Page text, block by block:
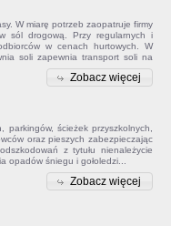
W miarę potrzeb zaopatruje firmy
sól drogową. Przy regularnych i
w cenach hurtowych. W
solizapewnia transport soli na
Zobacz więcej
parkingów, ścieżek przyszkolnych,
oraz pieszych zabezpieczając
z tytułu nienależycie
opadów śniegu i gołoledzi...
Zobacz więcej